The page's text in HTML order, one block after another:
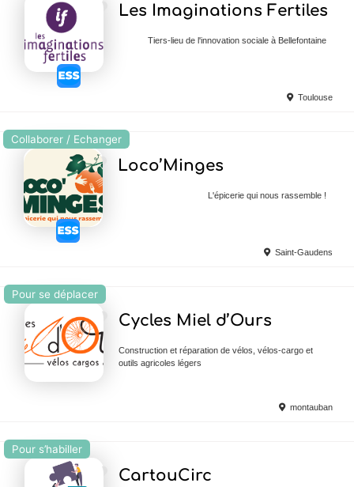
Les Imaginations Fertiles
Tiers-lieu de l'innovation sociale à Bellefontaine
Toulouse
Collaborer / Echanger
Loco’Minges
L'épicerie qui nous rassemble !
Saint-Gaudens
Pour se déplacer
Cycles Miel d’Ours
Construction et réparation de vélos, vélos-cargo et
outils agricoles légers
montauban
Pour s’habiller
CartouCirc